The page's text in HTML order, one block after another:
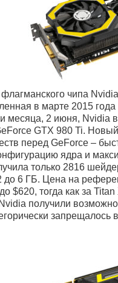
чипа
в марте 2015
месяца, 2 июня, Nvidia
GTX 980 Ti.
перед GeForce –
ядра и
только 2816
до 6 ГБ. Цена на
$620, тогда как за
получили